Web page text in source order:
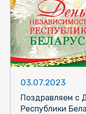
03.07.2023
Поздравляем с
Республики